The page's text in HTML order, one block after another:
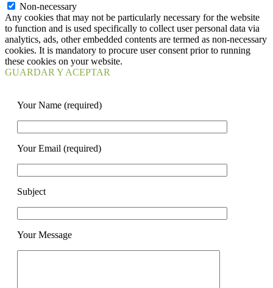
Non-necessary
Any cookies that may not be particularly necessary for the website
to function and is used specifically to collect user personal data via
analytics, ads, other embedded contents are termed as non-necessary
cookies. It is mandatory to procure user consent prior to running
these cookies on your website.
GUARDAR Y ACEPTAR
Your Name (required)
Your Email (required)
Subject
Your Message